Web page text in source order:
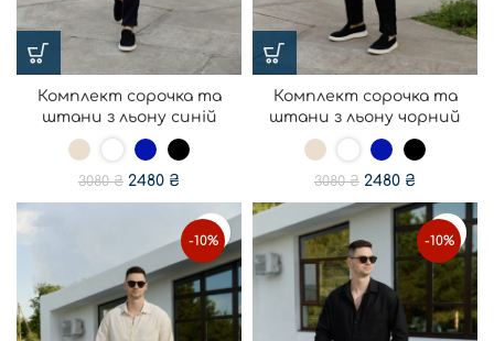
Комплект сорочка та
штани з льону синій
3080₴ 2480 ₴
Комплект сорочка та
штани з льону чорний
3080₴ 2480 ₴
-10% -10%